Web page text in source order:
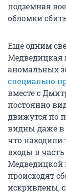
подземная
обломки
Еще одним
Медведицкая
аномальных
специально
вместе с
постоянно
движутся по
видны даже в
что находили
входы в часть
Медведицкой
происходят
искривлены,